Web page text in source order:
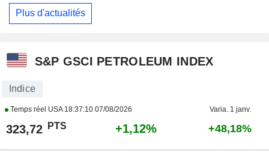
Plus d'actualités
S&P GSCI PETROLEUM INDEX
Indice
Temps réel USA 18:37:10 07/08/2026 Varia. 1 janv.
323,72 PTS +1,12% +48,18%